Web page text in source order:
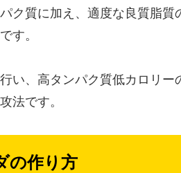
ク質に加え、適度な良質脂
す。
い、高タンパク質低カロリ
法です。
の作り方